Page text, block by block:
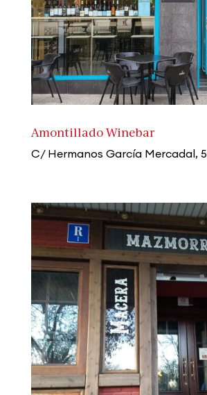
Amontillado Winebar
C/ Hermanos García Mercadal, 5